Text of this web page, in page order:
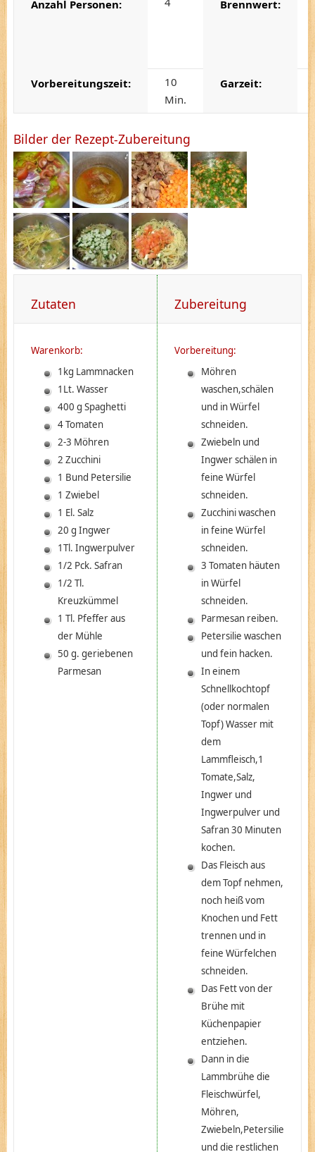
Anzahl Personen: Brennwert:
Vorbereitungszeit:
10
Min.
Garzeit:
Bilder der Rezept-Zubereitung
Zutaten Zubereitung
Warenkorb:
1kg Lammnacken
1Lt. Wasser
400 g Spaghetti
4 Tomaten
2-3 Möhren
2 Zucchini
1 Bund Petersilie
1 Zwiebel
1 El. Salz
20 g Ingwer
1Tl. Ingwerpulver
1/2 Pck. Safran
1/2 Tl.
Kreuzkümmel
1 Tl. Pfeffer aus
der Mühle
50 g. geriebenen
Parmesan
Vorbereitung:
Möhren
waschen,schälen
und in Würfel
schneiden.
Zwiebeln und
Ingwer schälen in
feine Würfel
schneiden.
Zucchini waschen
in feine Würfel
schneiden.
3 Tomaten häuten
in Würfel
schneiden.
Parmesan reiben.
Petersilie waschen
und fein hacken.
In einem
Schnellkochtopf
(oder normalen
Topf) Wasser mit
dem
Lammfleisch,1
Tomate,Salz,
Ingwer und
Ingwerpulver und
Safran 30 Minuten
kochen.
Das Fleisch aus
dem Topf nehmen,
noch heiß vom
Knochen und Fett
trennen und in
feine Würfelchen
schneiden.
Das Fett von der
Brühe mit
Küchenpapier
entziehen.
Dann in die
Lammbrühe die
Fleischwürfel,
Möhren,
Zwiebeln,Petersilie
und die restlichen